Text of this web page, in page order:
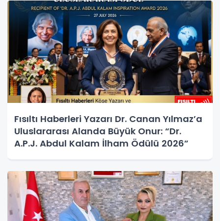
Fısıltı Haberleri Yazarı Dr. Canan Yılmaz’a
Uluslararası Alanda Büyük Onur: “Dr.
A.P.J. Abdul Kalam İlham Ödülü 2026”